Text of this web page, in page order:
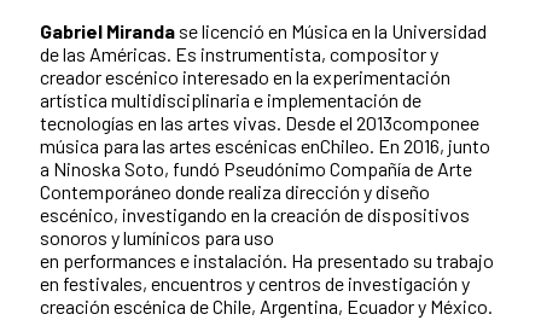
Gabriel Miranda se licenció en Música en la Universidad
de las Américas. Es instrumentista, compositor y
creador escénico interesado en la experimentación
artística multidisciplinaria e implementación de
tecnologías en las artes vivas. Desde el 2013componee
música para las artes escénicas enChileo. En 2016, junto
a Ninoska Soto, fundó Pseudónimo Compañía de Arte
Contemporáneo donde realiza dirección y diseño
escénico, investigando en la creación de dispositivos
sonoros y lumínicos para uso
en performances e instalación. Ha presentado su trabajo
en festivales, encuentros y centros de investigación y
creación escénica de Chile, Argentina, Ecuador y México.